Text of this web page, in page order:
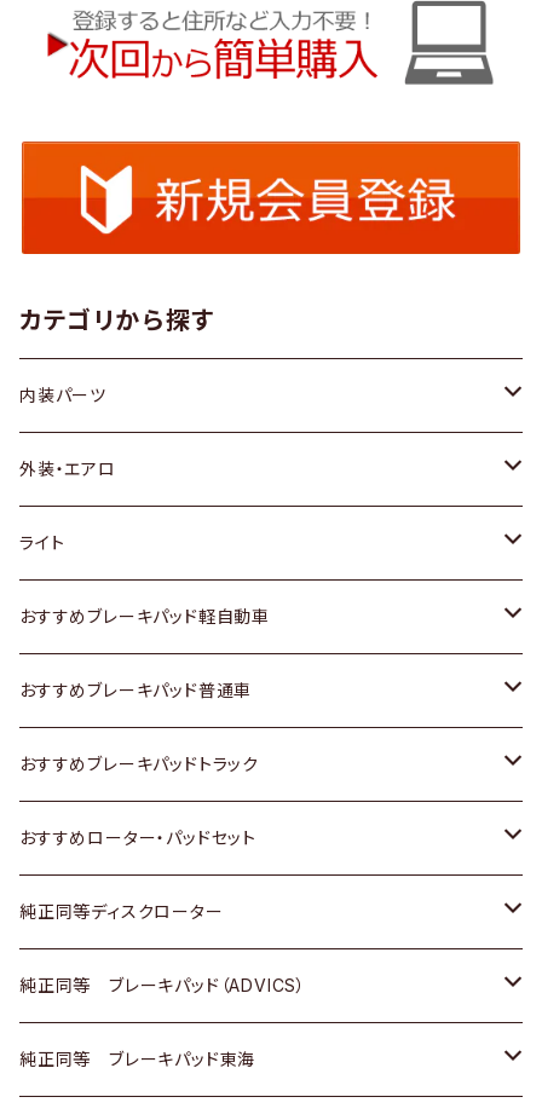
カテゴリから探す
内装パーツ
トヨタ
ホンダ
スズキ
日産
いすゞ
ダイハツ
マツダ
三菱
スバル
外装・エアロ
トヨタ
ホンダ
スズキ
日産
いすゞ
ダイハツ
マツダ
三菱
ライト
トヨタ
スズキ
日産
いすゞ
ダイハツ
三菱
日野
おすすめブレーキパッド軽自動車
トヨタ
ホンダ
スズキ
日産
ダイハツ
マツダ
おすすめブレーキパッド普通車
トヨタ
ホンダ
スズキ
日産
いすゞ
おすすめブレーキパッドトラック
トヨタ
日産
いすゞ
ダイハツ
おすすめローター・パッドセット
トヨタ
ホンダ
スズキ
純正同等ディスクローター
トヨタ
ホンダ
純正同等 ブレーキパッド（ADVICS）
トヨタ
純正同等 ブレーキパッド東海